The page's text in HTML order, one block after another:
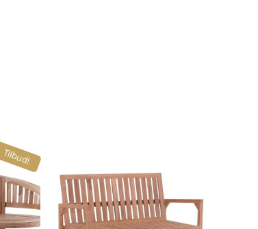
Tilbud!